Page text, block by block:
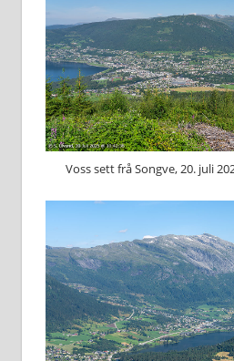
Voss sett frå Songve, 20. juli